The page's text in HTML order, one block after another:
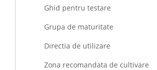
Ghid pentru testare
Grupa de maturitate
Directia de utilizare
Zona recomandata de cultivare